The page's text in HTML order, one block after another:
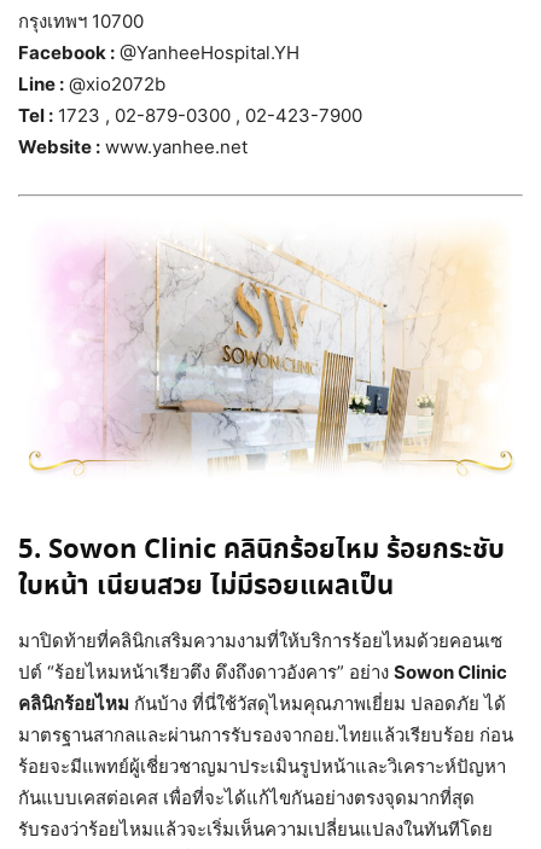
กรุงเทพฯ 10700
Facebook : @YanheeHospital.YH
Line : @xio2072b
Tel : 1723 , 02-879-0300 , 02-423-7900
Website : www.yanhee.net
5. Sowon Clinic คลินิกร้อยไหม ร้อยกระชับ
ใบหน้า เนียนสวย ไม่มีรอยแผลเป็น
มาปิดท้ายที่คลินิกเสริมความงามที่ให้บริการร้อยไหมด้วยคอนเซ
ปต์ “ร้อยไหมหน้าเรียวตึง ดึงถึงดาวอังคาร” อย่าง Sowon Clinic
คลินิกร้อยไหม กันบ้าง ที่นี่ใช้วัสดุไหมคุณภาพเยี่ยม ปลอดภัย ได้
มาตรฐานสากลและผ่านการรับรองจากอย.ไทยแล้วเรียบร้อย ก่อน
ร้อยจะมีแพทย์ผู้เชี่ยวชาญมาประเมินรูปหน้าและวิเคราะห์ปัญหา
กันแบบเคสต่อเคส เพื่อที่จะได้แก้ไขกันอย่างตรงจุดมากที่สุด
รับรองว่าร้อยไหมแล้วจะเริ่มเห็นความเปลี่ยนแปลงในทันทีโดย